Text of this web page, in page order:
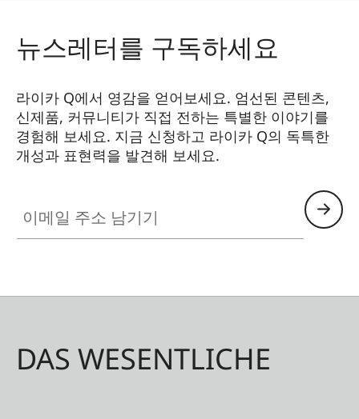
뉴스레터를 구독하세요
라이카 Q에서 영감을 얻어보세요. 엄선된 콘텐츠,
신제품, 커뮤니티가 직접 전하는 특별한 이야기를
경험해 보세요. 지금 신청하고 라이카 Q의 독특한
개성과 표현력을 발견해 보세요.
DAS WESENTLICHE